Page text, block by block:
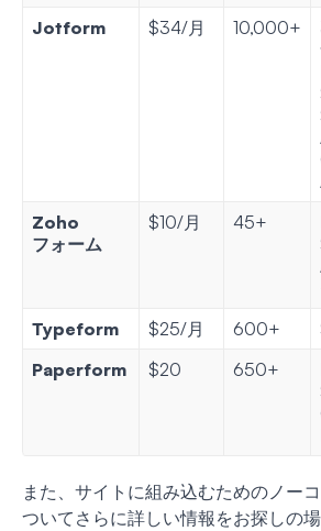
Jotform
$34/月 10,000+
Zoho
フォーム
$10/月 45+
Typeform $25/月 600+
Paperform
$20 650+
また、サイトに組み込むためのノー
ついてさらに詳しい情報をお探しの場